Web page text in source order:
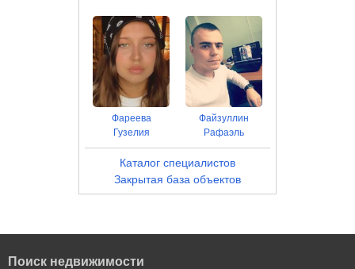
Фареева
Гузелия
Файзуллин
Рафаэль
Каталог специалистов
Закрытая база объектов
Поиск недвижимости